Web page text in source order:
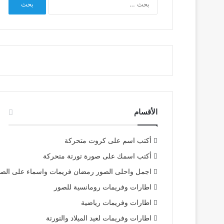
الأقسام
أكتب اسم على كروت متحركة
أكتب اسمك على صورة تورتة متحركة
اجمل واحلى الصور رمضان فريمات واسماء على
اطارات وفريمات رومانسية للصور
اطارات وفريمات رياضية
اطارات وفريمات لعيد الميلاد والتورتة